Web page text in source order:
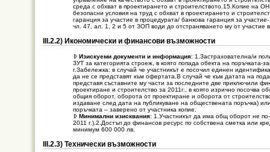
среда с обхват в проектирането и строителството.15.Копие на
безопасни условия на труд с обхват в проектирането и
гаранция за участие в процедурата/ банкова гаранция за
чл. 47, ал. 1, 2 и 5 от ЗОП води до отстраняването му от участие
ІІІ.2.2) Икономически и финансови възможности
Изискуеми документи и информация: 1.Застрахователна/и
ЗУТ за категорията строеж, в която попада обекта на
г.Забележка: в случай че участникът е посочил единен
да не се представят към офертата.В случай че към датата на
представя съставните му части за последните две приключили
проектиране и строителство за 2011г., в която изрично посочва
общия оборот, оборота от проектиране и оборота от
издаване след дата на публикуване на обществената поръчка)
поръчката – заверено от участника копие.
Минимални изисквания: 1.Участникът да има общ оборот не
2011 г.).2.Достъп до финансов ресурс по собствена сметка или
минимум 600 000 лв.
ІІІ.2.3) Технически възможности